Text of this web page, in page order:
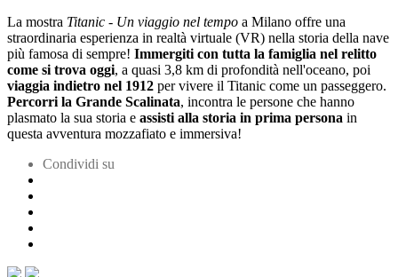
La mostra Titanic - Un viaggio nel tempo a Milano offre una
straordinaria esperienza in realtà virtuale (VR) nella storia della nave
più famosa di sempre! Immergiti con tutta la famiglia nel relitto
come si trova oggi, a quasi 3,8 km di profondità nell'oceano, poi
viaggia indietro nel 1912 per vivere il Titanic come un passeggero.
Percorri la Grande Scalinata, incontra le persone che hanno
plasmato la sua storia e assisti alla storia in prima persona in
questa avventura mozzafiato e immersiva!
Condividi su